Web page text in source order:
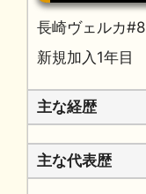
長崎ヴェルカ#8
新規加入1年目
主な経歴
主な代表歴